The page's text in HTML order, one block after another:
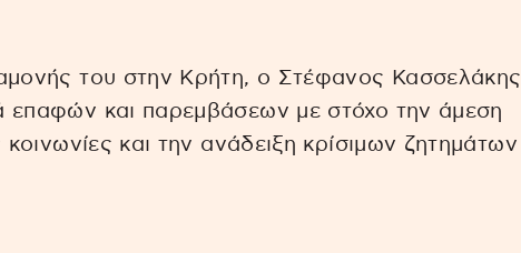
του στην Κρήτη, ο Στέφανος Κασσελάκης
επαφών και παρεμβάσεων με στόχο την άμεση
κοινωνίες και την ανάδειξη κρίσιμων ζητημάτων